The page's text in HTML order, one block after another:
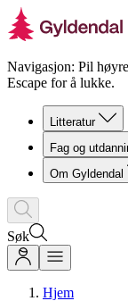
Navigasjon: Pil
Escape for å lukke.
Litteratur
Fag og
Om Gyldendal
Søk
Hjem